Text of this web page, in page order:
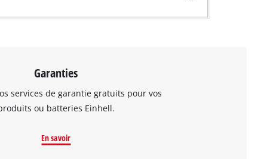
Garanties
services de garantie gratuits pour vos
ou batteries Einhell.
En savoir